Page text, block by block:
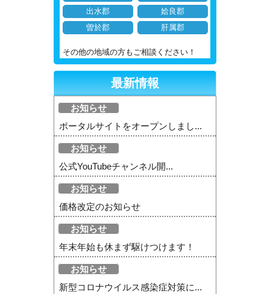
出水郡
姶良郡
曽於郡
肝属郡
その他の地域の方もご相談ください！
最新情報
お知らせ
ポータルサイトをオープンしまし...
お知らせ
公式YouTubeチャンネル開...
お知らせ
価格改定のお知らせ
お知らせ
年末年始も休まず駆けつけます！
お知らせ
新型コロナウイルス感染症対策に...